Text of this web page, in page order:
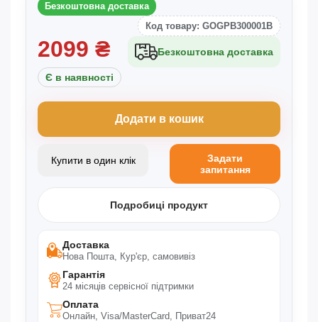
Безкоштовна доставка
Код товару: GOGPB300001B
2099 ₴ Безкоштовна доставка
Є в наявності
Додати в кошик
Купити в один клік
Задати
запитання
Подробиці продукт
Доставка
Нова Пошта, Кур'єр, самовивіз
Гарантія
24 місяців сервісної підтримки
Оплата
Онлайн, Visa/MasterCard, Приват24